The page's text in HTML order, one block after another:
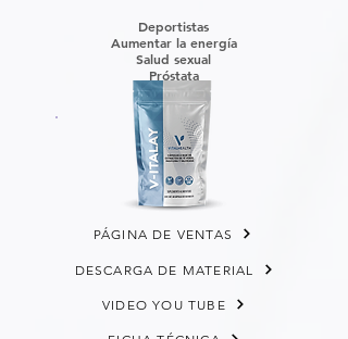
Deportistas
Aumentar la energía
Salud sexual
Próstata
PÁGINA DE VENTAS
DESCARGA DE MATERIAL
VIDEO YOU TUBE